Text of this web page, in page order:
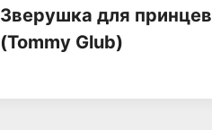
Зверушка для принцев
(Tommy Glub)